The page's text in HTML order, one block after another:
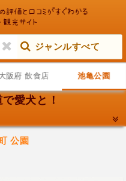
ジャンルすべて
阪府 飲食店 池亀公園
愛犬と！
公園